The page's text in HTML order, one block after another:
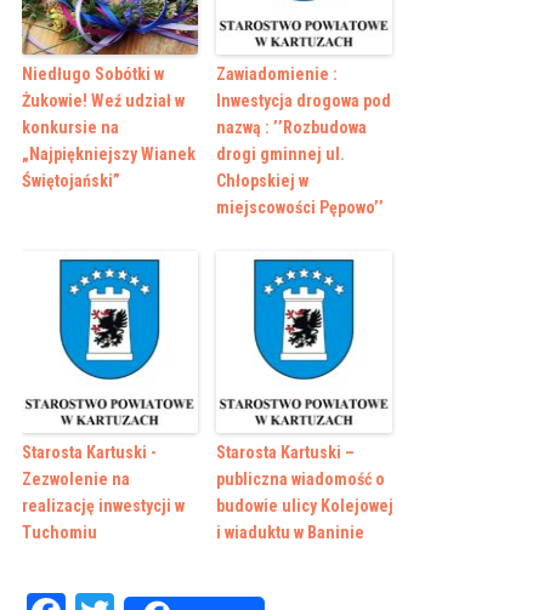
Niedługo Sobótki w
Żukowie! Weź udział w
konkursie na
„Najpiękniejszy Wianek
Świętojański”
Zawiadomienie :
Inwestycja drogowa pod
nazwą : ’’Rozbudowa
drogi gminnej ul.
Chłopskiej w
miejscowości Pępowo’’
Starosta Kartuski -
Zezwolenie na
realizację inwestycji w
Tuchomiu
Starosta Kartuski –
publiczna wiadomość o
budowie ulicy Kolejowej
i wiaduktu w Baninie